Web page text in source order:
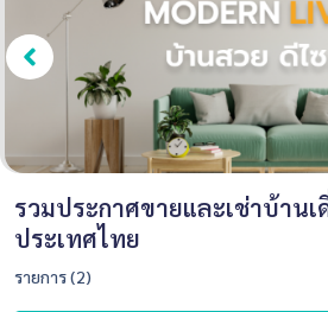
รวมประกาศขายและเช่าบ้าน
ประเทศไทย
รายการ (2)